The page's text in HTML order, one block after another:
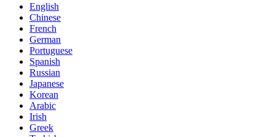
English
Chinese
French
German
Portuguese
Spanish
Russian
Japanese
Korean
Arabic
Irish
Greek